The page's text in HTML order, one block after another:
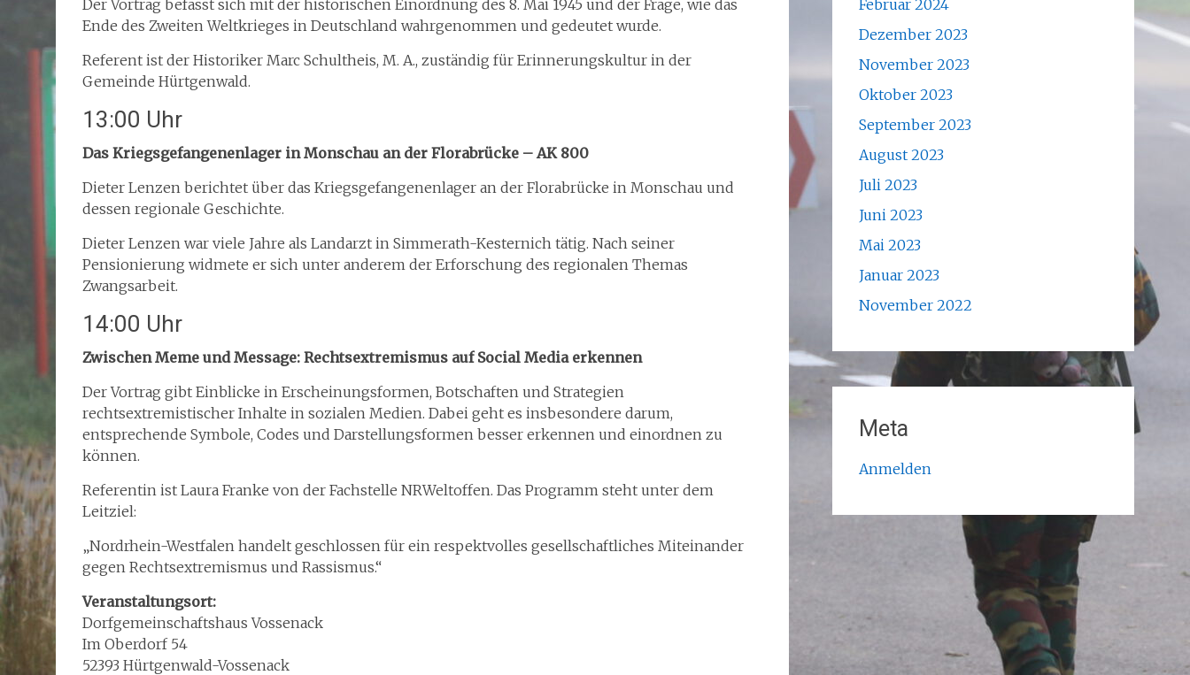
Der Vortrag befasst sich mit der historischen Einordnung des 8. Mai 1945 und der Frage, wie das
Ende des Zweiten Weltkrieges in Deutschland wahrgenommen und gedeutet wurde.
Referent ist der Historiker Marc Schultheis, M. A., zuständig für Erinnerungskultur in der
Gemeinde Hürtgenwald.
13:00 Uhr
Das Kriegsgefangenenlager in Monschau an der Florabrücke – AK 800
Dieter Lenzen berichtet über das Kriegsgefangenenlager an der Florabrücke in Monschau und
dessen regionale Geschichte.
Dieter Lenzen war viele Jahre als Landarzt in Simmerath-Kesternich tätig. Nach seiner
Pensionierung widmete er sich unter anderem der Erforschung des regionalen Themas
Zwangsarbeit.
14:00 Uhr
Zwischen Meme und Message: Rechtsextremismus auf Social Media erkennen
Der Vortrag gibt Einblicke in Erscheinungsformen, Botschaften und Strategien
rechtsextremistischer Inhalte in sozialen Medien. Dabei geht es insbesondere darum,
entsprechende Symbole, Codes und Darstellungsformen besser erkennen und einordnen zu
können.
Referentin ist Laura Franke von der Fachstelle NRWeltoffen. Das Programm steht unter dem
Leitziel:
„Nordrhein-Westfalen handelt geschlossen für ein respektvolles gesellschaftliches Miteinander
gegen Rechtsextremismus und Rassismus.“
Veranstaltungsort:
Dorfgemeinschaftshaus Vossenack
Im Oberdorf 54
52393 Hürtgenwald-Vossenack
Februar 2024
Dezember 2023
November 2023
Oktober 2023
September 2023
August 2023
Juli 2023
Juni 2023
Mai 2023
Januar 2023
November 2022
Meta
Anmelden